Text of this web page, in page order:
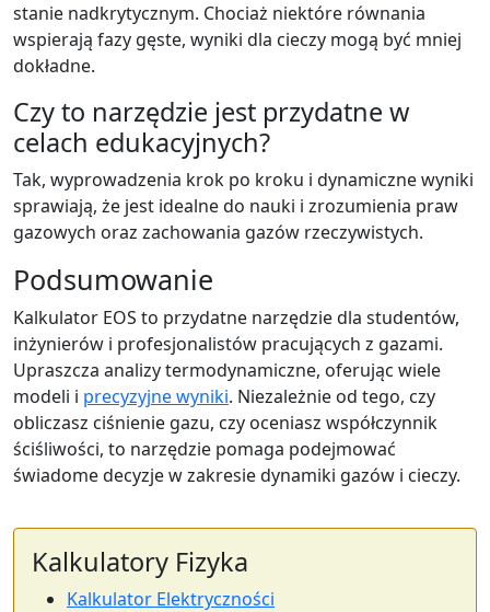
stanie nadkrytycznym. Chociaż niektóre równania
wspierają fazy gęste, wyniki dla cieczy mogą być mniej
dokładne.
Czy to narzędzie jest przydatne w
celach edukacyjnych?
Tak, wyprowadzenia krok po kroku i dynamiczne wyniki
sprawiają, że jest idealne do nauki i zrozumienia praw
gazowych oraz zachowania gazów rzeczywistych.
Podsumowanie
Kalkulator EOS to przydatne narzędzie dla studentów,
inżynierów i profesjonalistów pracujących z gazami.
Upraszcza analizy termodynamiczne, oferując wiele
modeli i precyzyjne wyniki. Niezależnie od tego, czy
obliczasz ciśnienie gazu, czy oceniasz współczynnik
ściśliwości, to narzędzie pomaga podejmować
świadome decyzje w zakresie dynamiki gazów i cieczy.
Kalkulatory Fizyka
Kalkulator Elektryczności